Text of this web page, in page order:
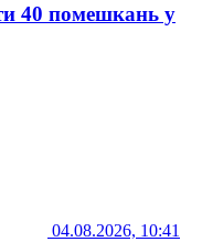
40 помешкань у
04.08.2026, 10:41